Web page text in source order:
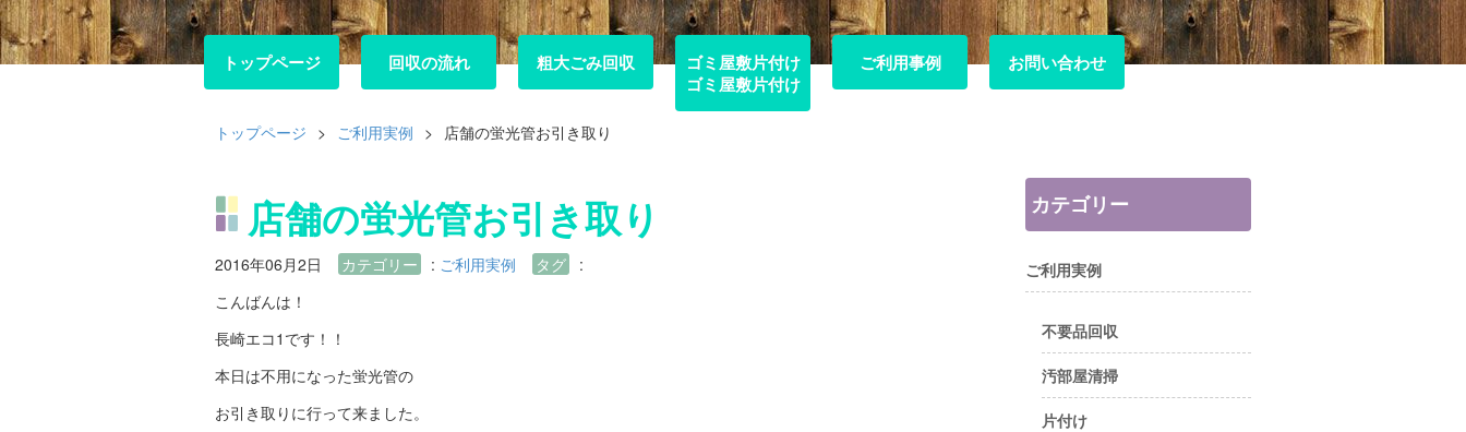
トップページ
トップページ 回収の流れ
回収の流れ 粗大ごみ回収
粗大ごみ回収
ゴミ屋敷片付け
ゴミ屋敷片付け
ご利用事例
ご利用事例 お問い合わせ
お問い合わせ
トップページ > ご利用実例 > 店舗の蛍光管お引き取り
店舗の蛍光管お引き取り
2016年06月2日 カテゴリー : ご利用実例 タグ
:
こんばんは！
長崎エコ1です！！
本日は不用になった蛍光管の
お引き取りに行って来ました。
カテゴリー
ご利用実例
不要品回収
汚部屋清掃
片付け